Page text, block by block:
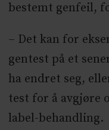
bestemt genfeil,
– Det kan for
gentest på et
ha endret seg,
test for å avgjøre
label-behandling.